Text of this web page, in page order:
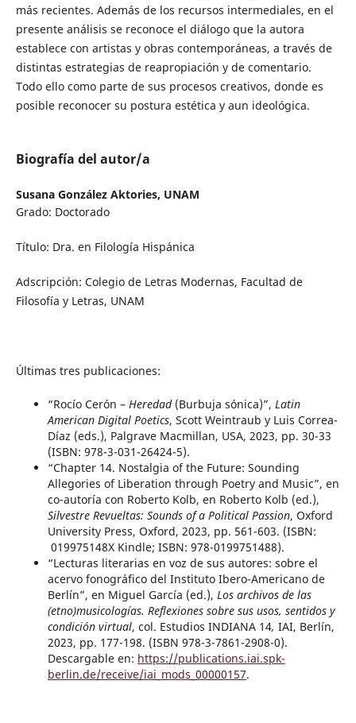
más recientes. Además de los recursos intermediales, en el
presente análisis se reconoce el diálogo que la autora
establece con artistas y obras contemporáneas, a través de
distintas estrategias de reapropiación y de comentario.
Todo ello como parte de sus procesos creativos, donde es
posible reconocer su postura estética y aun ideológica.
Biografía del autor/a
Susana González Aktories, UNAM
Grado: Doctorado
Título: Dra. en Filología Hispánica
Adscripción: Colegio de Letras Modernas, Facultad de
Filosofía y Letras, UNAM
Últimas tres publicaciones:
“Rocío Cerón – Heredad(Burbuja sónica)”, Latin
American Digital Poetics, Scott Weintraub y Luis Correa-
Díaz (eds.), Palgrave Macmillan, USA, 2023, pp. 30-33
(ISBN: 978-3-031-26424-5).
“Chapter 14. Nostalgia of the Future: Sounding
Allegories of Liberation through Poetry and Music”, en
co-autoría con Roberto Kolb, en Roberto Kolb (ed.),
Silvestre Revueltas: Sounds of a Political Passion, Oxford
University Press, Oxford, 2023, pp. 561-603. (ISBN:
019975148X Kindle; ISBN: 978-0199751488).
“Lecturas literarias en voz de sus autores: sobre el
acervo fonográfico del Instituto Ibero-Americano de
Berlín”, en Miguel García (ed.), Los archivos de las
(etno)musicologías. Reflexiones sobre sus usos, sentidos y
condición virtual, col. Estudios INDIANA 14, IAI, Berlín,
2023, pp. 177-198. (ISBN 978-3-7861-2908-0).
Descargable en: https://publications.iai.spk-
berlin.de/receive/iai_mods_00000157.